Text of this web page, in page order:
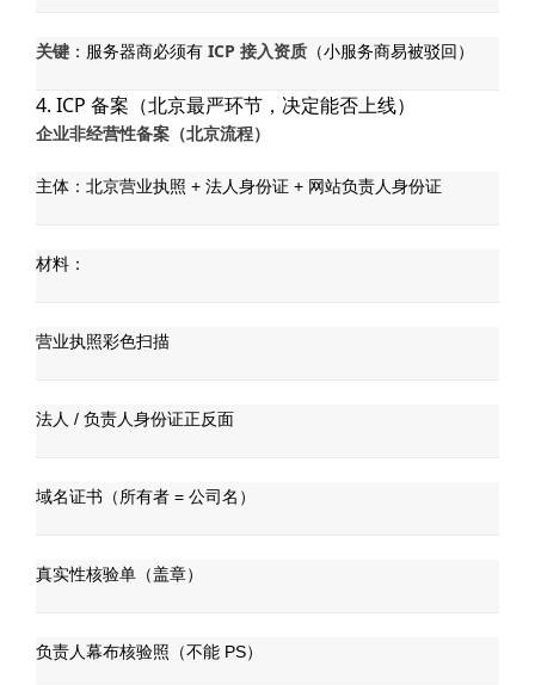
关键 ：服务器商必须有 ICP 接入资质 （小服务商易被驳回）
4. ICP 备案（北京最严环节，决定能否上线）
企业非经营性备案（北京流程）
主体：北京营业执照 + 法人身份证 + 网站负责人身份证
材料：
营业执照彩色扫描
法人 / 负责人身份证正反面
域名证书（所有者 = 公司名）
真实性核验单（盖章）
负责人幕布核验照（不能 PS）